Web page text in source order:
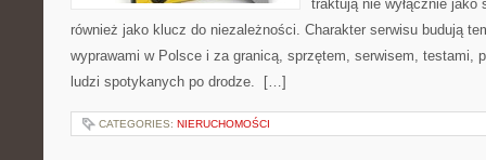
traktują nie wyłącznie jako
również jako klucz do niezależności. Charakter serwisu budują
wyprawami w Polsce i za granicą, sprzętem, serwisem, testami,
ludzi spotykanych po drodze. […]
CATEGORIES: NIERUCHOMOŚCI